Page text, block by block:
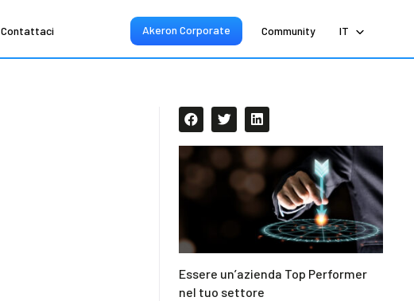
Contattaci Akeron Corporate Community IT
Essere un’azienda Top Performer
nel tuo settore